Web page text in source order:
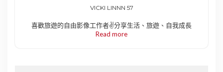
VICKI LINNN 57
喜歡旅遊的自由影像工作者✌️分享生活、旅遊、自我成長
Read more